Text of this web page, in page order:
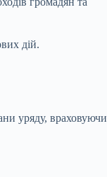
дій.
уряду, враховуючи